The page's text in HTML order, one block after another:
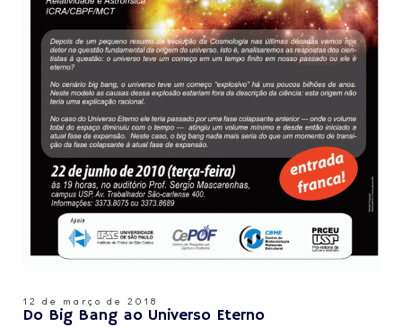
12 de março de 2018
Do Big Bang ao Universo Eterno